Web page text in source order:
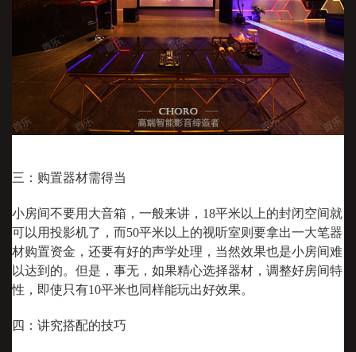
三：购置器材需得当
小房间不要用大音箱，一般来讲，18平米以上的封闭空间就
可以用投影机了，而50平米以上的视听室则要拿出一大笔器
材购置资金，还要有好的声学处理，当然效果也是小房间难
以达到的。但是，事无，如果精心选择器材，调整好房间特
性，即使只有10平米也同样能玩出好效果。
四：讲究搭配的技巧